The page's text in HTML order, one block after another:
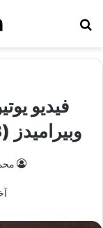
فيديو
وبيراميدز (3-0) في الدوري المصري